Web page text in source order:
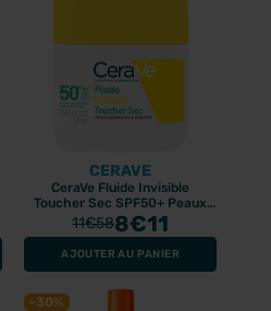
CERAVE
CeraVe Fluide Invisible
Toucher Sec SPF50+ Peaux
normales à grasses 50ml
11€588€11
AJOUTER AU PANIER
-30%